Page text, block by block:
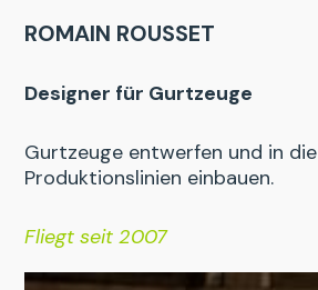
ROMAIN ROUSSET
Designer für Gurtzeuge
Gurtzeuge entwerfen und in die
Produktionslinien einbauen.
Fliegt seit 2007